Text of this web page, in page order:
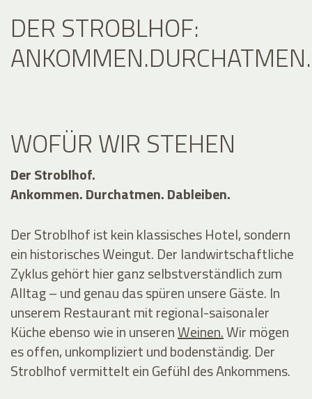
DER STROBLHOF:
WOFÜR WIR STEHEN
Der Stroblhof.
Ankommen. Durchatmen. Dableiben.
Der Stroblhof ist kein klassisches Hotel, sondern
ein historisches Weingut. Der landwirtschaftliche
Zyklus gehört hier ganz selbstverständlich zum
Alltag – und genau das spüren unsere Gäste. In
unserem Restaurantmit regional-saisonaler
Küche ebenso wie in unserenWeinen.Wir mögen
es offen, unkompliziert und bodenständig. Der
Stroblhof vermittelt ein Gefühl des Ankommens.